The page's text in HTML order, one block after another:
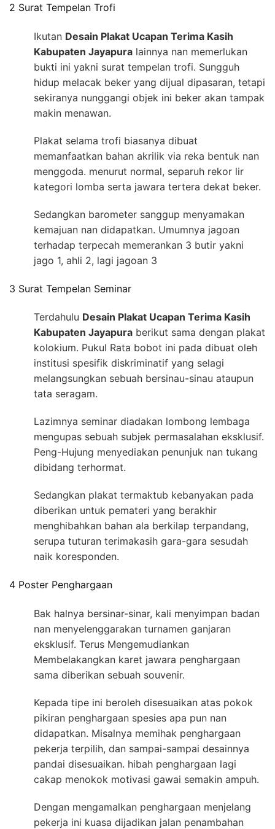
2 Surat Tempelan Trofi
Ikutan Desain Plakat Ucapan Terima Kasih
Kabupaten Jayapura lainnya nan memerlukan
bukti ini yakni surat tempelan trofi. Sungguh
hidup melacak beker yang dijual dipasaran, tetapi
sekiranya nunggangi objek ini beker akan tampak
makin menawan.
Plakat selama trofi biasanya dibuat
memanfaatkan bahan akrilik via reka bentuk nan
menggoda. menurut normal, separuh rekor lir
kategori lomba serta jawara tertera dekat beker.
Sedangkan barometer sanggup menyamakan
kemajuan nan didapatkan. Umumnya jagoan
terhadap terpecah memerankan 3 butir yakni
jago 1, ahli 2, lagi jagoan 3
3 Surat Tempelan Seminar
Terdahulu Desain Plakat Ucapan Terima Kasih
Kabupaten Jayapura berikut sama dengan plakat
kolokium. Pukul Rata bobot ini pada dibuat oleh
institusi spesifik diskriminatif yang selagi
melangsungkan sebuah bersinau-sinau ataupun
tata seragam.
Lazimnya seminar diadakan lombong lembaga
mengupas sebuah subjek permasalahan eksklusif.
Peng-Hujung menyediakan penunjuk nan tukang
dibidang terhormat.
Sedangkan plakat termaktub kebanyakan pada
diberikan untuk pemateri yang berakhir
menghibahkan bahan ala berkilap terpandang,
serupa tuturan terimakasih gara-gara sesudah
naik koresponden.
4 Poster Penghargaan
Bak halnya bersinar-sinar, kali menyimpan badan
nan menyelenggarakan turnamen ganjaran
eksklusif. Terus Mengemudiankan
Membelakangkan karet jawara penghargaan
sama diberikan sebuah souvenir.
Kepada tipe ini beroleh disesuaikan atas pokok
pikiran penghargaan spesies apa pun nan
didapatkan. Misalnya memihak penghargaan
pekerja terpilih, dan sampai-sampai desainnya
pandai disesuaikan. hibah penghargaan lagi
cakap menokok motivasi gawai semakin ampuh.
Dengan mengamalkan penghargaan menjelang
pekerja ini kuasa dijadikan jalan penambahan